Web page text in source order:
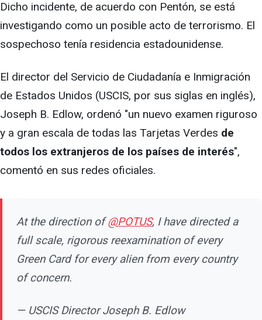
Dicho incidente, de acuerdo con Pentón, se está
investigando como un posible acto de terrorismo. El
sospechoso tenía residencia estadounidense.
El director del Servicio de Ciudadanía e Inmigración
de Estados Unidos (USCIS, por sus siglas en inglés),
Joseph B. Edlow, ordenó "un nuevo examen riguroso
y a gran escala de todas las Tarjetas Verdes de
todos los extranjeros de los países de interés",
comentó en sus redes oficiales.
At the direction of@POTUS, I have directed a
full scale, rigorous reexamination of every
Green Card for every alien from every country
of concern.
— USCIS Director Joseph B. Edlow